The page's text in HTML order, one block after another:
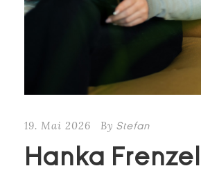
19. Mai 2026 By Stefan
Hanka Frenzel